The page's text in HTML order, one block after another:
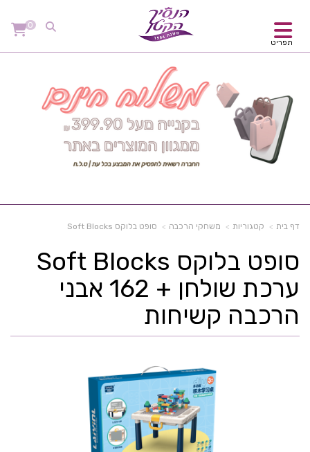
תפריט
0
דף בית קטגוריות משחקי הרכבה סופט בלוקס Soft Blocks
סופט בלוקס Soft Blocks
ערכת שולחן + 162 אבני
הרכבה קשיחות